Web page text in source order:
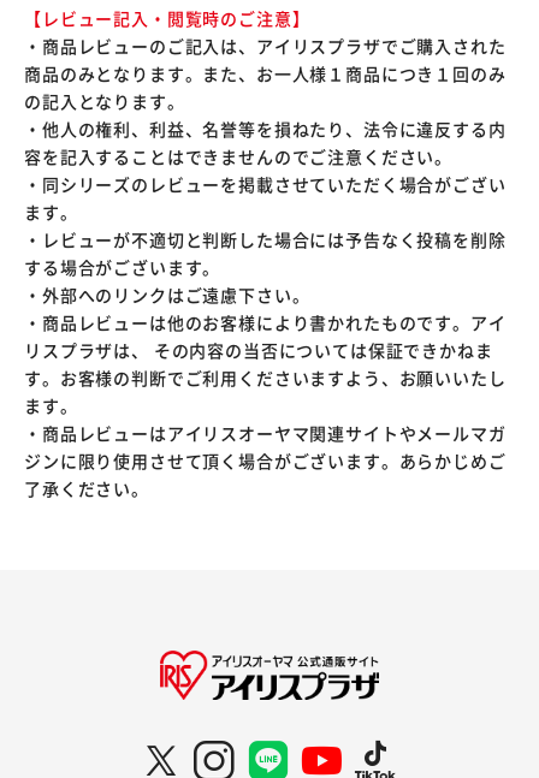
【レビュー記入・閲覧時のご注意】
・商品レビューのご記入は、アイリスプラザでご購入された
商品のみとなります。また、お一人様１商品につき１回のみ
の記入となります。
・他人の権利、利益、名誉等を損ねたり、法令に違反する内
容を記入することはできませんのでご注意ください。
・同シリーズのレビューを掲載させていただく場合がござい
ます。
・レビューが不適切と判断した場合には予告なく投稿を削除
する場合がございます。
・外部へのリンクはご遠慮下さい。
・商品レビューは他のお客様により書かれたものです。アイ
リスプラザは、 その内容の当否については保証できかねま
す。お客様の判断でご利用くださいますよう、お願いいたし
ます。
・商品レビューはアイリスオーヤマ関連サイトやメールマガ
ジンに限り使用させて頂く場合がございます。あらかじめご
了承ください。